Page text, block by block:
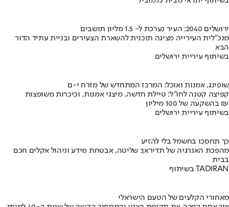
ירושלים 2040: העיר נערכת ל- 1.5 מליון תושבים
מנכ"לית העירייה מציגה תוכנית להשארת הצעירים ובניית עתיד הדור
הבא
בשיתוף עיריית ירושלים
שופינג, אמנות ואוכל: המרכז המתחדש של מזרח י-ם
קפיצה קטנה לחו"ל: טיילת חדשה, מיצגי אמנות, וכיכרות משופצות
בהשקעה של 100 מיליון ₪
בשיתוף עיריית ירושלים
כך תחסכו בחשמל בלי להזיע
מהפכת האנרגיה של תדיראן: שליטה, אבטחת מידע וניהול אקלים חכם
בבית
בשיתוף TADIRAN
מאחורי הקלעים של הטעם הישראלי